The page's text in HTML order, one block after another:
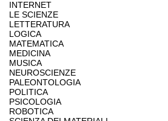
INTERNET
LE SCIENZE
LETTERATURA
LOGICA
MATEMATICA
MEDICINA
MUSICA
NEUROSCIENZE
PALEONTOLOGIA
POLITICA
PSICOLOGIA
ROBOTICA